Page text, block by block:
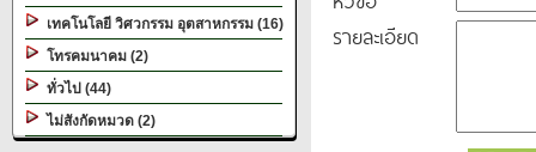
เทคโนโลยี วิศวกรรม อุตสาหกรรม (16)
โทรคมนาคม (2)
ทั่วไป (44)
ไม่สังกัดหมวด (2)
รายละเอียด